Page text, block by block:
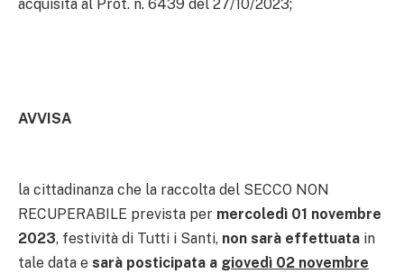
acquisita al Prot. n. 6439 del 27/10/2023;
AVVISA
la cittadinanza che la raccolta del SECCO NON
RECUPERABILE prevista per mercoledì 01 novembre
2023, festività di Tutti i Santi, non sarà effettuata in
tale data e sarà posticipata a giovedì 02 novembre